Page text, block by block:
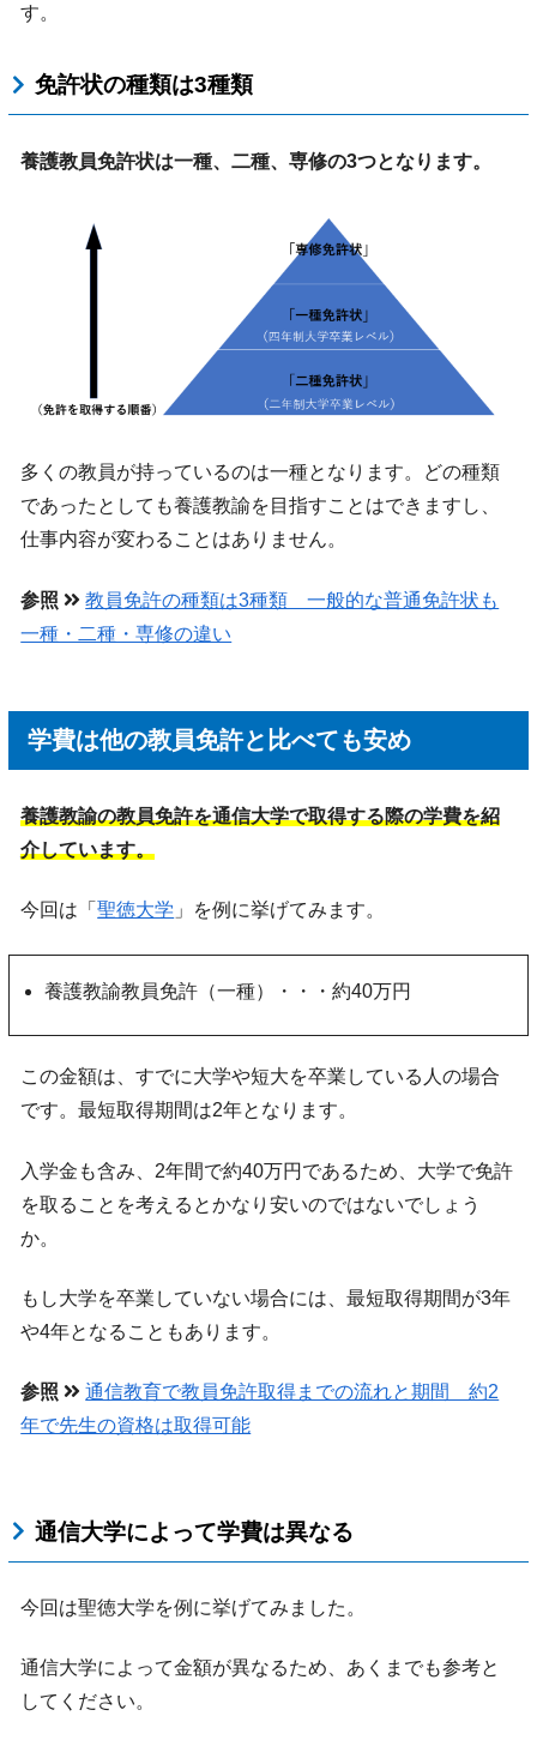
す。
免許状の種類は3種類
養護教員免許状は一種、二種、専修の3つとなります。
多くの教員が持っているのは一種となります。どの種類
であったとしても養護教諭を目指すことはできますし、
仕事内容が変わることはありません。
参照
教員免許の種類は3種類 一般的な普通免許状も
一種・二種・専修の違い
学費は他の教員免許と比べても安め
養護教諭の教員免許を通信大学で取得する際の学費を紹
介しています。
今回は「聖徳大学 」を例に挙げてみます。
養護教諭教員免許（一種）・・・約40万円
この金額は、すでに大学や短大を卒業している人の場合
です。最短取得期間は2年となります。
入学金も含み、2年間で約40万円であるため、大学で免許
を取ることを考えるとかなり安いのではないでしょう
か。
もし大学を卒業していない場合には、最短取得期間が3年
や4年となることもあります。
参照
通信教育で教員免許取得までの流れと期間 約2
年で先生の資格は取得可能
通信大学によって学費は異なる
今回は聖徳大学を例に挙げてみました。
通信大学によって金額が異なるため、あくまでも参考と
してください。